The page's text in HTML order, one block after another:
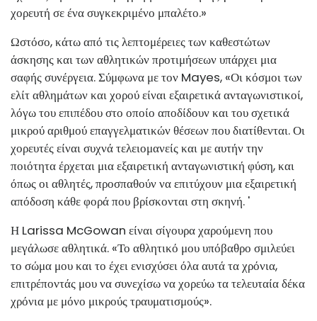
χορευτή σε ένα συγκεκριμένο μπαλέτο.»
Ωστόσο, κάτω από τις λεπτομέρειες των καθεστώτων
άσκησης και των αθλητικών προτιμήσεων υπάρχει μια
σαφής συνέργεια. Σύμφωνα με τον Mayes, «Οι κόσμοι των
ελίτ αθλημάτων και χορού είναι εξαιρετικά ανταγωνιστικοί,
λόγω του επιπέδου στο οποίο αποδίδουν και του σχετικά
μικρού αριθμού επαγγελματικών θέσεων που διατίθενται. Οι
χορευτές είναι συχνά τελειομανείς και με αυτήν την
ποιότητα έρχεται μια εξαιρετική ανταγωνιστική φύση, και
όπως οι αθλητές, προσπαθούν να επιτύχουν μια εξαιρετική
απόδοση κάθε φορά που βρίσκονται στη σκηνή. '
Η Larissa McGowan είναι σίγουρα χαρούμενη που
μεγάλωσε αθλητικά. «Το αθλητικό μου υπόβαθρο σμιλεύει
το σώμα μου και το έχει ενισχύσει όλα αυτά τα χρόνια,
επιτρέποντάς μου να συνεχίσω να χορεύω τα τελευταία δέκα
χρόνια με μόνο μικρούς τραυματισμούς».